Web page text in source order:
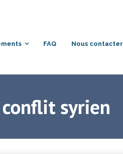
FAQ Nous contacter
syrien